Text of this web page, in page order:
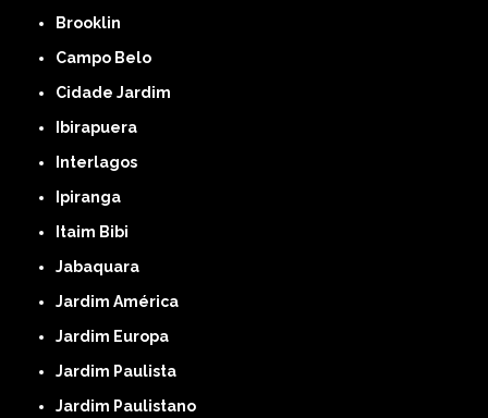
Brooklin
Campo Belo
Cidade Jardim
Ibirapuera
Interlagos
Ipiranga
Itaim Bibi
Jabaquara
Jardim América
Jardim Europa
Jardim Paulista
Jardim Paulistano